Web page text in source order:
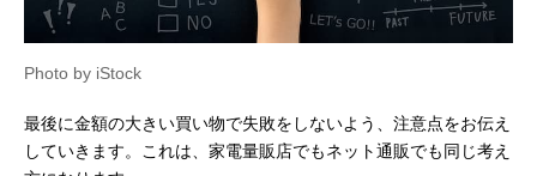
Photo by iStock
最後に金額の大きい買い物で失敗をしないよう、注意点をお伝え
していきます。これは、家電量販店でもネット通販でも同じ考え